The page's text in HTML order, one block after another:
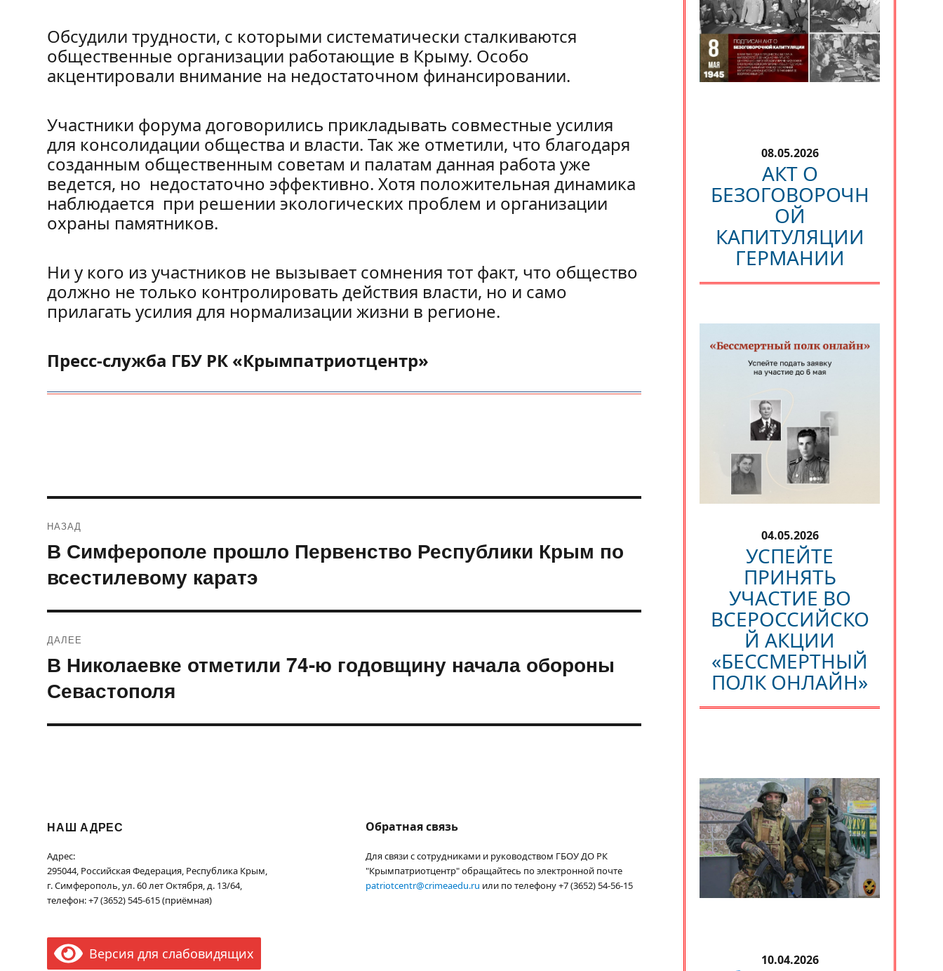
Обсудили трудности, с которыми систематически сталкиваются
общественные организации работающие в Крыму. Особо
акцентировали внимание на недостаточном финансировании.
Участники форума договорились прикладывать совместные усилия
для консолидации общества и власти. Так же отметили, что благодаря
созданным общественным советам и палатам данная работа уже
ведется, но недостаточно эффективно. Хотя положительная динамика
наблюдается при решении экологических проблем и организации
охраны памятников.
Ни у кого из участников не вызывает сомнения тот факт, что общество
должно не только контролировать действия власти, но и само
прилагать усилия для нормализации жизни в регионе.
Пресс-служба ГБУ РК «Крымпатриотцентр»
по
записям
НАЗАД
Предыдущая
В Симферополе прошло Первенство Республики Крым по
всестилевому каратэ
ДАЛЕЕ
Следующая
В Николаевке отметили 74-ю годовщину начала обороны
Севастополя
НАШ АДРЕС
Адрес:
295044, Российская Федерация, Республика Крым,
г. Симферополь, ул. 60 лет Октября, д. 13/64,
телефон: +7 (3652) 545-615 (приёмная)
Версия для слабовидящих
Обратная связь
Для связи с сотрудниками и руководством ГБОУ ДО РК
"Крымпатриотцентр" обращайтесь по электронной почте
patriotcentr@crimeaedu.ru или по телефону +7 (3652) 54-56-15
08.05.2026
АКТ О
БЕЗОГОВОРОЧН
ОЙ
КАПИТУЛЯЦИИ
ГЕРМАНИИ
04.05.2026
УСПЕЙТЕ
ПРИНЯТЬ
УЧАСТИЕ ВО
ВСЕРОССИЙСКО
Й АКЦИИ
«БЕССМЕРТНЫЙ
ПОЛК ОНЛАЙН»
10.04.2026